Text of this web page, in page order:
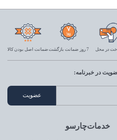
در محل 7 روز ضمانت بازگشت ضمانت اصل بودن کالا
خدمات‌چارسو
در خبرنامه: